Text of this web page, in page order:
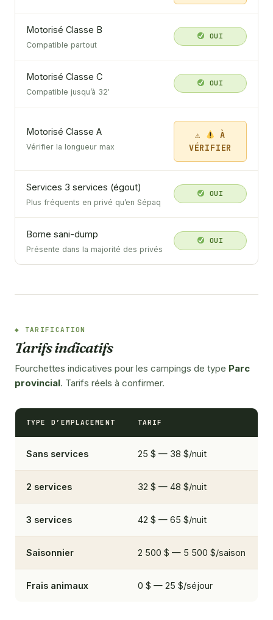
Motorisé Classe B
Compatible partout
OUI
Motorisé Classe C
Compatible jusqu’à 32′
OUI
Motorisé Classe A
Vérifier la longueur max
À
VÉRIFIER
Services 3 services (égout)
Plus fréquents en privé qu’en Sépaq
OUI
Borne sani-dump
Présente dans la majorité des privés
OUI
TARIFICATION
Tarifs indicatifs
Fourchettes indicatives pour les campings de type Parc
provincial. Tarifs réels à confirmer.
TYPE D’EMPLACEMENT TARIF
Sans services 25 $ — 38 $/nuit
2 services 32 $ — 48 $/nuit
3 services 42 $ — 65 $/nuit
Saisonnier 2 500 $ — 5 500 $/saison
Frais animaux 0 $ — 25 $/séjour